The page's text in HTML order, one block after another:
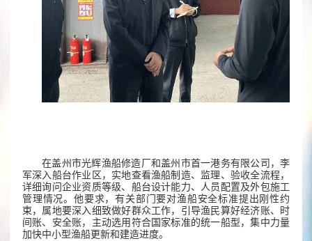
在盖州市光辉渔船修造厂和盖州市首一港务有限公司，李
军深入船台作业区，实地查看渔船制造、监理、验收全流程，
详细询问企业资质等级、船台设计能力、人员配置及外包施工
管理情况。他要求，有关部门要对渔船安全标准提出刚性约
束，属地要深入细致做好群众工作，引导渔民算好经济账、时
间账、安全账，主动选用符合国家标准的统一船型，集中力量
加快中小型渔船更新和建造进度。